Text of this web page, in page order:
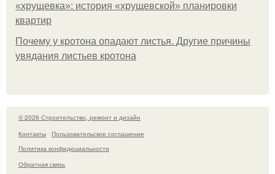
«хрущевка»: история «хрущевской» планировки
квартир
Почему у кротона опадают листья. Другие причины
увядания листьев кротона
© 2026 Строительство, ремонт и дизайн
Контакты
Пользовательское соглашение
Политика конфидециальности
Обратная связь